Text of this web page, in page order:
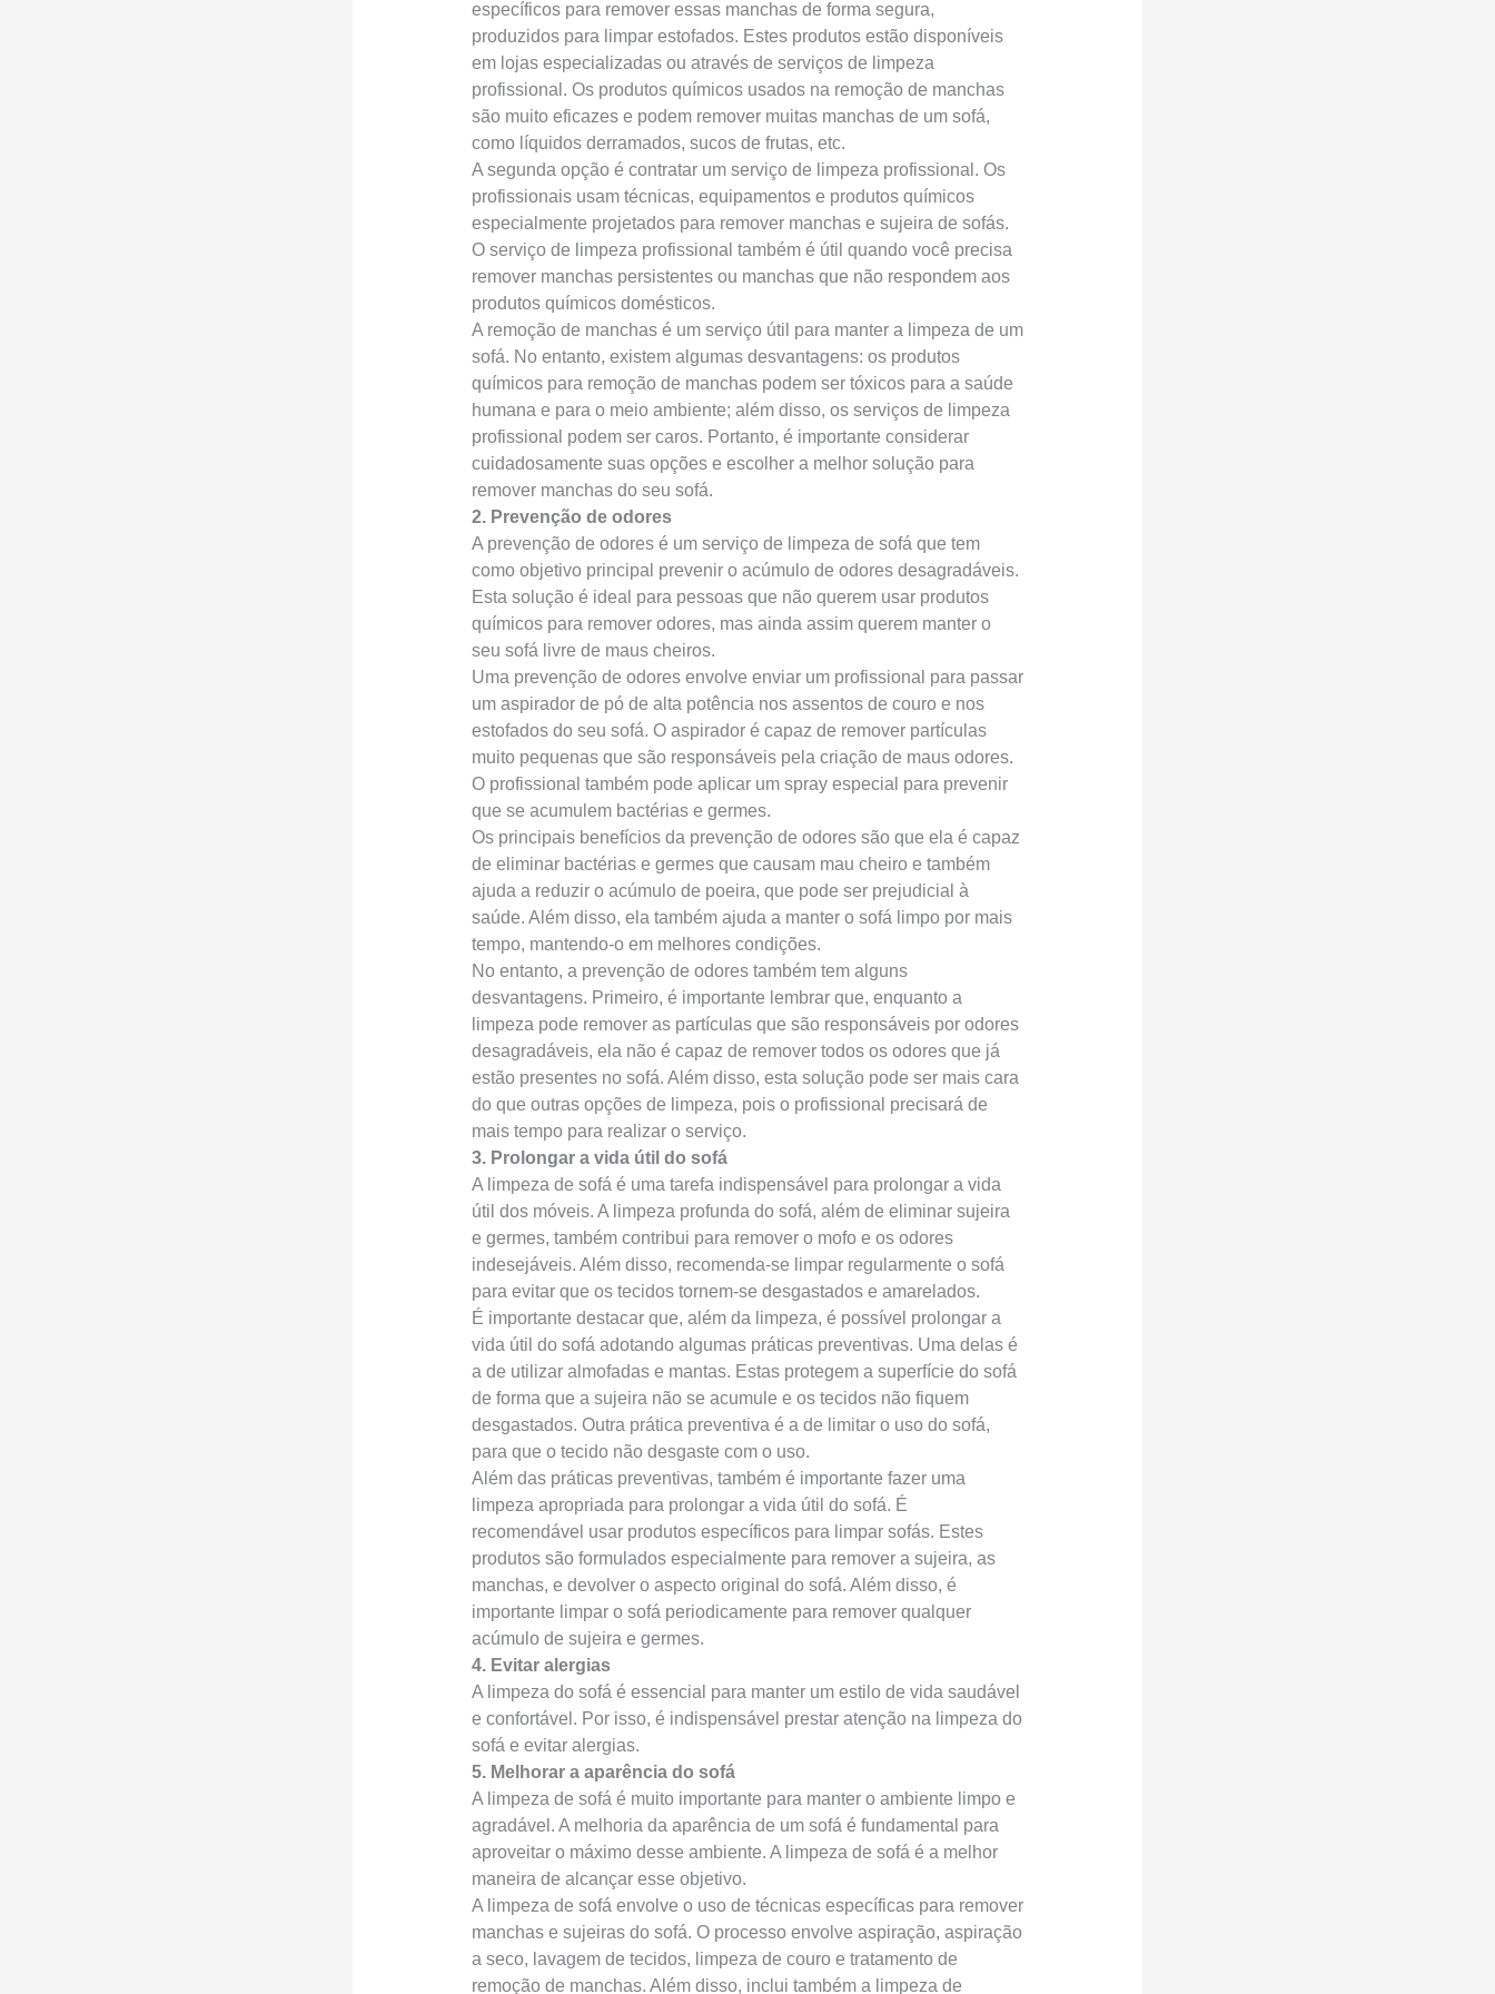
específicos para remover essas manchas de forma segura,
produzidos para limpar estofados. Estes produtos estão disponíveis
em lojas especializadas ou através de serviços de limpeza
profissional. Os produtos químicos usados ​​na remoção de manchas
são muito eficazes e podem remover muitas manchas de um sofá,
como líquidos derramados, sucos de frutas, etc.
A segunda opção é contratar um serviço de limpeza profissional. Os
profissionais usam técnicas, equipamentos e produtos químicos
especialmente projetados para remover manchas e sujeira de sofás.
O serviço de limpeza profissional também é útil quando você precisa
remover manchas persistentes ou manchas que não respondem aos
produtos químicos domésticos.
A remoção de manchas é um serviço útil para manter a limpeza de um
sofá. No entanto, existem algumas desvantagens: os produtos
químicos para remoção de manchas podem ser tóxicos para a saúde
humana e para o meio ambiente; além disso, os serviços de limpeza
profissional podem ser caros. Portanto, é importante considerar
cuidadosamente suas opções e escolher a melhor solução para
remover manchas do seu sofá.
2. Prevenção de odores
A prevenção de odores é um serviço de limpeza de sofá que tem
como objetivo principal prevenir o acúmulo de odores desagradáveis.
Esta solução é ideal para pessoas que não querem usar produtos
químicos para remover odores, mas ainda assim querem manter o
seu sofá livre de maus cheiros.
Uma prevenção de odores envolve enviar um profissional para passar
um aspirador de pó de alta potência nos assentos de couro e nos
estofados do seu sofá. O aspirador é capaz de remover partículas
muito pequenas que são responsáveis pela criação de maus odores.
O profissional também pode aplicar um spray especial para prevenir
que se acumulem bactérias e germes.
Os principais benefícios da prevenção de odores são que ela é capaz
de eliminar bactérias e germes que causam mau cheiro e também
ajuda a reduzir o acúmulo de poeira, que pode ser prejudicial à
saúde. Além disso, ela também ajuda a manter o sofá limpo por mais
tempo, mantendo-o em melhores condições.
No entanto, a prevenção de odores também tem alguns
desvantagens. Primeiro, é importante lembrar que, enquanto a
limpeza pode remover as partículas que são responsáveis por odores
desagradáveis, ela não é capaz de remover todos os odores que já
estão presentes no sofá. Além disso, esta solução pode ser mais cara
do que outras opções de limpeza, pois o profissional precisará de
mais tempo para realizar o serviço.
3. Prolongar a vida útil do sofá
A limpeza de sofá é uma tarefa indispensável para prolongar a vida
útil dos móveis. A limpeza profunda do sofá, além de eliminar sujeira
e germes, também contribui para remover o mofo e os odores
indesejáveis. Além disso, recomenda-se limpar regularmente o sofá
para evitar que os tecidos tornem-se desgastados e amarelados.
É importante destacar que, além da limpeza, é possível prolongar a
vida útil do sofá adotando algumas práticas preventivas. Uma delas é
a de utilizar almofadas e mantas. Estas protegem a superfície do sofá
de forma que a sujeira não se acumule e os tecidos não fiquem
desgastados. Outra prática preventiva é a de limitar o uso do sofá,
para que o tecido não desgaste com o uso.
Além das práticas preventivas, também é importante fazer uma
limpeza apropriada para prolongar a vida útil do sofá. É
recomendável usar produtos específicos para limpar sofás. Estes
produtos são formulados especialmente para remover a sujeira, as
manchas, e devolver o aspecto original do sofá. Além disso, é
importante limpar o sofá periodicamente para remover qualquer
acúmulo de sujeira e germes.
4. Evitar alergias
A limpeza do sofá é essencial para manter um estilo de vida saudável
e confortável. Por isso, é indispensável prestar atenção na limpeza do
sofá e evitar alergias.
5. Melhorar a aparência do sofá
A limpeza de sofá é muito importante para manter o ambiente limpo e
agradável. A melhoria da aparência de um sofá é fundamental para
aproveitar o máximo desse ambiente. A limpeza de sofá é a melhor
maneira de alcançar esse objetivo.
A limpeza de sofá envolve o uso de técnicas específicas para remover
manchas e sujeiras do sofá. O processo envolve aspiração, aspiração
a seco, lavagem de tecidos, limpeza de couro e tratamento de
remoção de manchas. Além disso, inclui também a limpeza de